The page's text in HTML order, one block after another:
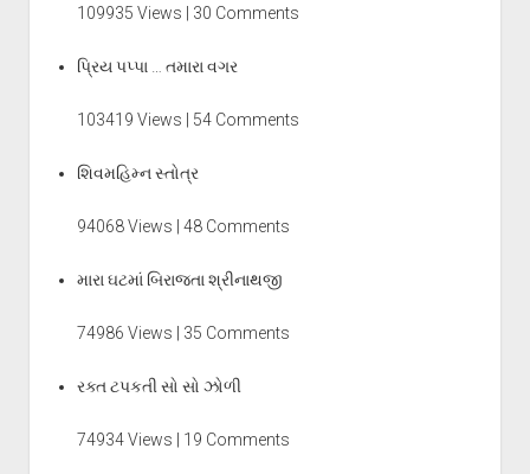
109935 Views | 30 Comments
પ્રિય પપ્પા … તમારા વગર
103419 Views | 54 Comments
શિવમહિમ્ન સ્તોત્ર
94068 Views | 48 Comments
મારા ઘટમાં બિરાજતા શ્રીનાથજી
74986 Views | 35 Comments
રક્ત ટપકતી સો સો ઝોળી
74934 Views | 19 Comments